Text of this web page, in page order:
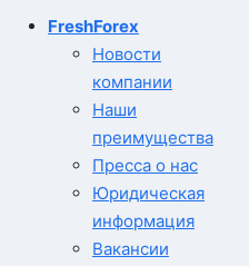
FreshForex
Новости
компании
Наши
преимущества
Пресса о нас
Юридическая
информация
Вакансии